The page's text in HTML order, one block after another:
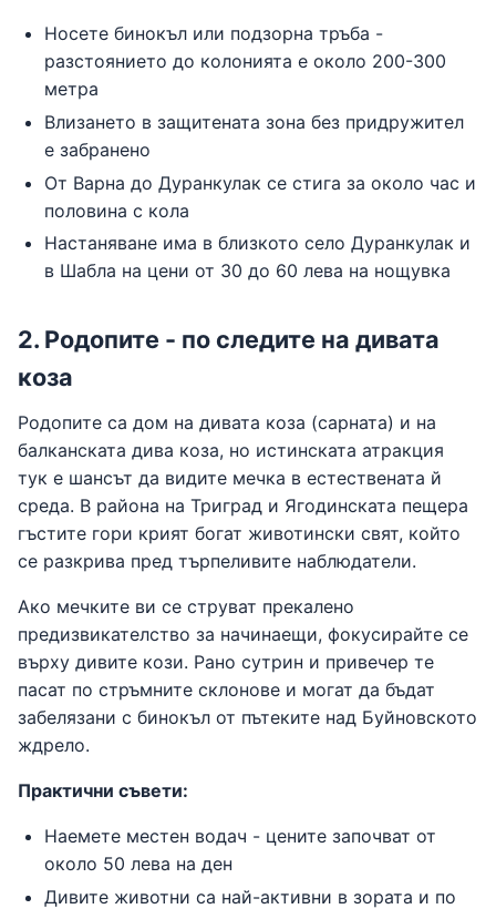
Носете бинокъл или подзорна тръба -
разстоянието до колонията е около 200-300
метра
Влизането в защитената зона без придружител
е забранено
От Варна до Дуранкулак се стига за около час и
половина с кола
Настаняване има в близкото село Дуранкулак и
в Шабла на цени от 30 до 60 лева на нощувка
2. Родопите - по следите на дивата
коза
Родопите са дом на дивата коза (сарната) и на
балканската дива коза, но истинската атракция
тук е шансът да видите мечка в естествената й
среда. В района на Триград и Ягодинската пещера
гъстите гори крият богат животински свят, който
се разкрива пред търпеливите наблюдатели.
Ако мечките ви се струват прекалено
предизвикателство за начинаещи, фокусирайте се
върху дивите кози. Рано сутрин и привечер те
пасат по стръмните склонове и могат да бъдат
забелязани с бинокъл от пътеките над Буйновското
ждрело.
Практични съвети:
Наемете местен водач - цените започват от
около 50 лева на ден
Дивите животни са най-активни в зората и по